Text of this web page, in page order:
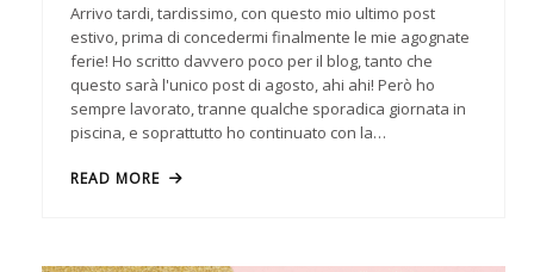
Arrivo tardi, tardissimo, con questo mio ultimo post
estivo, prima di concedermi finalmente le mie agognate
ferie! Ho scritto davvero poco per il blog, tanto che
questo sarà l'unico post di agosto, ahi ahi! Però ho
sempre lavorato, tranne qualche sporadica giornata in
piscina, e soprattutto ho continuato con la…
READ MORE